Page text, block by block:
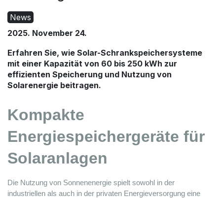
News
2025. November 24.
Erfahren Sie, wie Solar-Schrankspeichersysteme
mit einer Kapazität von 60 bis 250 kWh zur
effizienten Speicherung und Nutzung von
Solarenergie beitragen.
Kompakte
Energiespeichergeräte für
Solaranlagen
Die Nutzung von Sonnenenergie spielt sowohl in der
industriellen als auch in der privaten Energieversorgung eine
Angebot läuft ab: 2026.09.10. Angebot läuft ab: 2026.09.10.